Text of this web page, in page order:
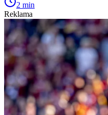
2 min
Reklama